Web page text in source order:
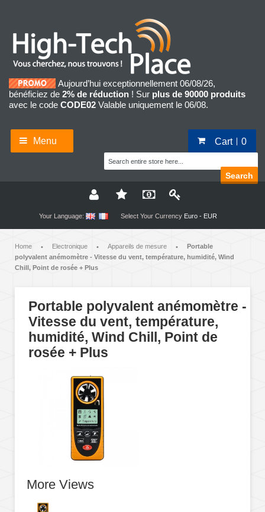
Aujourd’hui exceptionnellement 06/08/26,
bénéficiez de 2% de réduction ! Sur plus de 90000 produits
avec le code CODE02 Valable uniquement le 06/08.
Menu Cart 0
Search
Your Language: Select Your Currency Euro - EUR
Home • Electronique • Appareils de mesure •
Portable
polyvalent anémomètre - Vitesse du vent, température, humidité, Wind
Chill, Point de rosée + Plus
Portable polyvalent anémomètre -
Vitesse du vent, température,
humidité, Wind Chill, Point de
rosée + Plus
More Views